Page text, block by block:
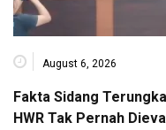
August 6, 2026
Fakta Sidang
HWR Tak Pernah